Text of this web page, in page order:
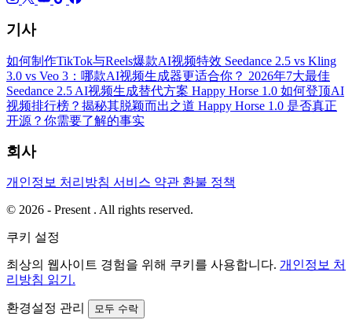
기사
如何制作TikTok与Reels爆款AI视频特效 Seedance 2.5 vs Kling
3.0 vs Veo 3：哪款AI视频生成器更适合你？ 2026年7大最佳
Seedance 2.5 AI视频生成替代方案 Happy Horse 1.0 如何登顶AI
视频排行榜？揭秘其脱颖而出之道 Happy Horse 1.0 是否真正
开源？你需要了解的事实
회사
개인정보 처리방침 서비스 약관 환불 정책
© 2026 - Present . All rights reserved.
쿠키 설정
최상의 웹사이트 경험을 위해 쿠키를 사용합니다. 개인정보 처
리방침 읽기.
환경설정 관리 모두 수락